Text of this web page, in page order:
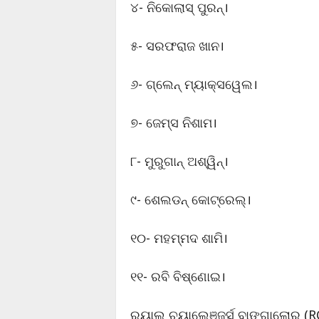
୪- ନିକୋଲାସ୍ ପୁରନ୍।
୫- ସରଫରାଜ ଖାନ।
୬- ଗ୍ଲେନ୍ ମ୍ୟାକ୍ସୱେଲ।
୭- ଜେମ୍ସ ନିଶାମ।
୮- ମୁରୁଗାନ୍ ଅଶ୍ୱିନ୍।
୯- ଶେଲଡନ୍ କୋଟ୍ରେଲ୍।
୧୦- ମହମ୍ମଦ ଶାମି।
୧୧- ରବି ବିଷ୍ଣୋଇ।
ରୟାଲ ଚ୍ୟାଲେଞ୍ଜର୍ସ ବାଙ୍ଗାଲୋର